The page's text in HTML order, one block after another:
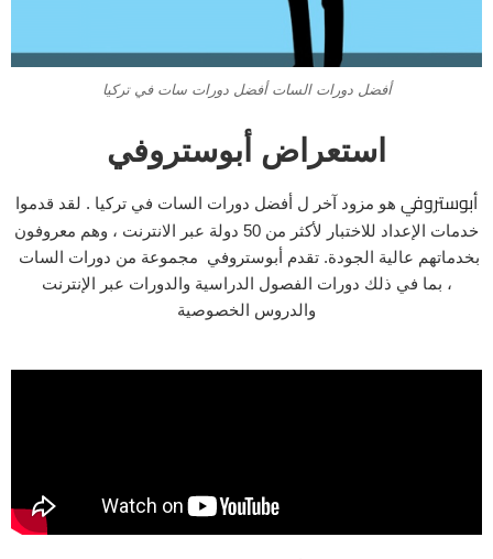
أفضل دورات السات أفضل دورات سات في تركيا
استعراض أبوستروفي
أبوستروفي هو مزود آخر ل أفضل دورات السات في تركيا . لقد قدموا
خدمات الإعداد للاختبار لأكثر من 50 دولة عبر الانترنت ، وهم معروفون
بخدماتهم عالية الجودة. تقدم أبوستروفي مجموعة من دورات السات
، بما في ذلك دورات الفصول الدراسية والدورات عبر الإنترنت
والدروس الخصوصية